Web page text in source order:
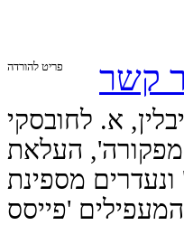
פריט להורדה קשר
א. לחובסקי
'מפקורה', העלאת
מספינת